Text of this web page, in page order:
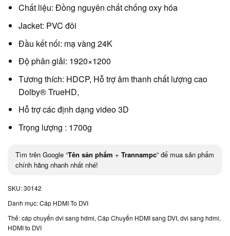
Chất liệu: Đồng nguyên chất chống oxy hóa
Jacket: PVC đôi
Đầu kết nối: mạ vàng 24K
Độ phân giải: 1920×1200
Tương thích: HDCP, Hỗ trợ âm thanh chất lượng cao
Dolby® TrueHD,
Hỗ trợ các định dạng video 3D
Trọng lượng : 1700g
Tìm trên Google “Tên sản phẩm + Trannampc” để mua sản phẩm
chính hãng nhanh nhất nhé!
SKU:30142
Danh mục:Cáp HDMI To DVI
Thẻ:cáp chuyển dvi sang hdmi, Cáp Chuyển HDMI sang DVI, dvi sang hdmi,
HDMI to DVI